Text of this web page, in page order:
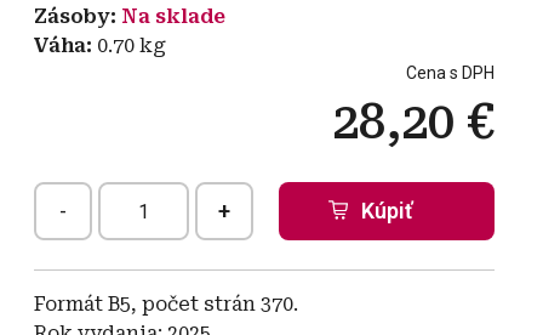
Zásoby Na sklade
Váha 0.70 kg
Cena s DPH
28,20 €
- +
Formát B5, počet strán 370.